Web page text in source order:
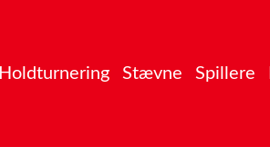
Holdturnering Stævne Spillere